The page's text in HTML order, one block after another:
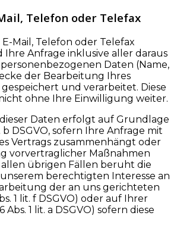
Telefon oder Telefax
Mail, Telefon oder Telefax
Ihre Anfrage inklusive aller daraus
Daten (Name,
der Bearbeitung Ihres
und verarbeitet. Diese
ohne Ihre Einwilligung weiter.
Daten erfolgt auf Grundlage
b DSGVO, sofern Ihre Anfrage mit
Vertrags zusammenhängt oder
vorvertraglicher Maßnahmen
übrigen Fällen beruht die
berechtigten Interesse an
der an uns gerichteten
1 lit. f DSGVO) oder auf Ihrer
1 lit. a DSGVO) sofern diese